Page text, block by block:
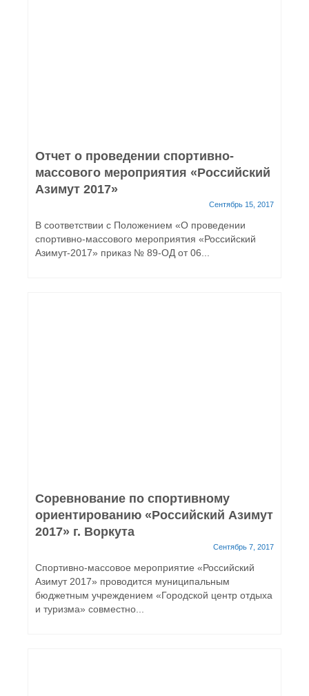
Отчет о проведении спортивно-
массового мероприятия «Российский
Азимут 2017»
Сентябрь 15, 2017
В соответствии с Положением «О проведении
спортивно-массового мероприятия «Российский
Азимут-2017» приказ № 89-ОД от 06...
Соревнование по спортивному
ориентированию «Российский Азимут
2017» г. Воркута
Сентябрь 7, 2017
Спортивно-массовое мероприятие «Российский
Азимут 2017» проводится муниципальным
бюджетным учреждением «Городской центр отдыха
и туризма» совместно...